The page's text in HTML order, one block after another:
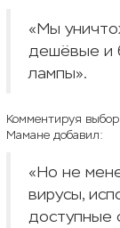
«Мы
дешёвые и
лампы».
Комментируя
Мамане добавил:
«Но не
вирусы,
доступные